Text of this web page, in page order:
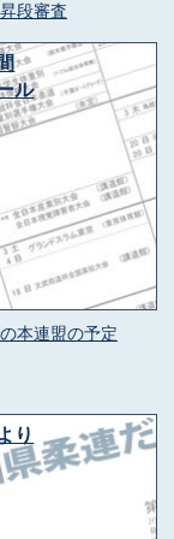
昇段審査
ル
本連盟の予定
り